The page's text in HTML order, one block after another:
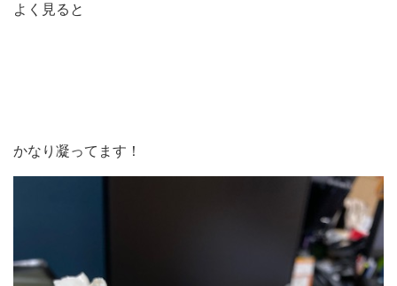
よく見ると
かなり凝ってます！